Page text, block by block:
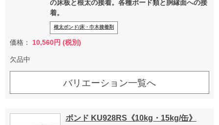
の床板と根太の接着。各種ボード類と胴縁面への接
着。
根太ボンド/床・巾木接着剤
価格： 10,560円 (税別)
欠品中
バリエーション一覧へ
ボンド KU928RS《10kg・15kg/缶》